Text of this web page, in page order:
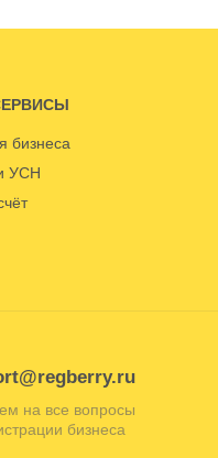
бизнеса
УСН
на все вопросы
бизнеса